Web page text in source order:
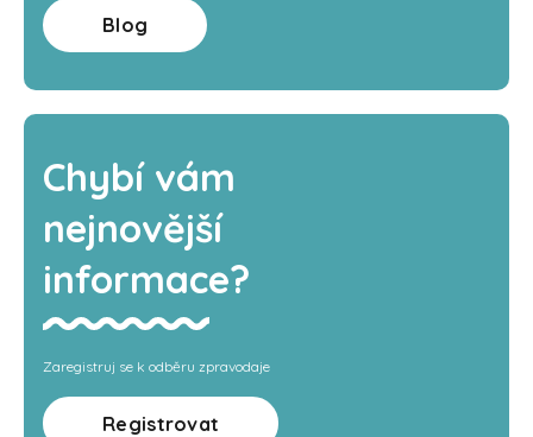
Blog
Chybí vám
nejnovější
informace?
Zaregistruj se k odběru zpravodaje
Registrovat